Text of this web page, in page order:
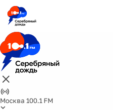
Москва 100.1 FM